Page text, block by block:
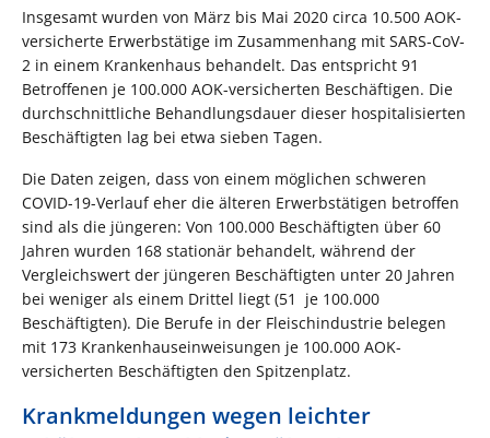
Insgesamt wurden von März bis Mai 2020 circa 10.500 AOK-
versicherte Erwerbstätige im Zusammenhang mit SARS-CoV-
2 in einem Krankenhaus behandelt. Das entspricht 91
Betroffenen je 100.000 AOK-versicherten Beschäftigen. Die
durchschnittliche Behandlungsdauer dieser hospitalisierten
Beschäftigten lag bei etwa sieben Tagen.
Die Daten zeigen, dass von einem möglichen schweren
COVID-19-Verlauf eher die älteren Erwerbstätigen betroffen
sind als die jüngeren: Von 100.000 Beschäftigten über 60
Jahren wurden 168 stationär behandelt, während der
Vergleichswert der jüngeren Beschäftigten unter 20 Jahren
bei weniger als einem Drittel liegt (51 je 100.000
Beschäftigten). Die Berufe in der Fleischindustrie belegen
mit 173 Krankenhauseinweisungen je 100.000 AOK-
versicherten Beschäftigten den Spitzenplatz.
Krankmeldungen wegen leichter